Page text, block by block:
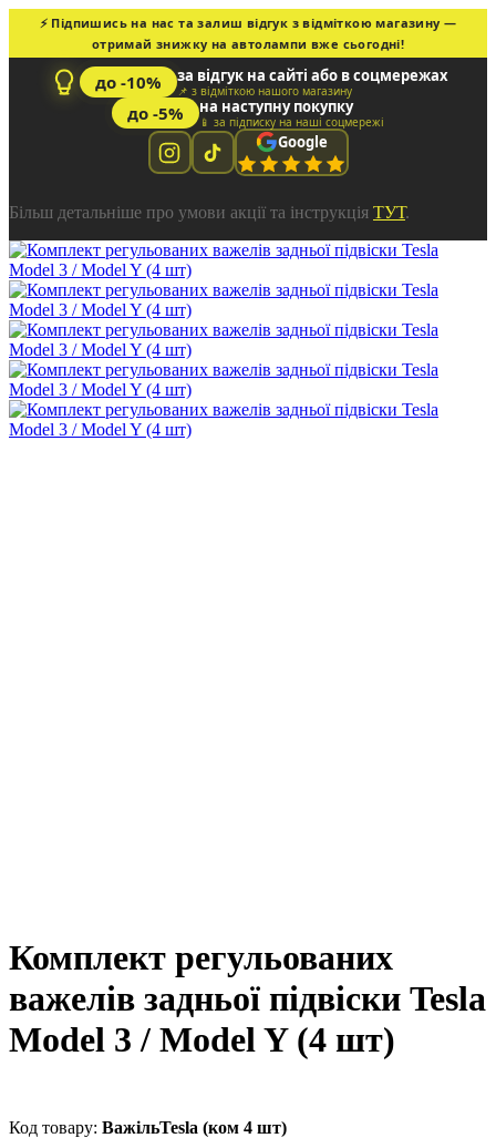
⚡ Підпишись на нас та залиш відгук з відміткою магазину —
отримай знижку на автолампи вже сьогодні!
до -10% за відгук на сайті або в соцмережах
📌 з відміткою нашого магазину
до -5% на наступну покупку
📱 за підписку на наші соцмережі
Google
Більш детальніше про умови акції та інструкція ТУТ.
Комплект регульованих
важелів задньої підвіски Tesla
Model 3 / Model Y (4 шт)
ВажільTesla (ком 4 шт)